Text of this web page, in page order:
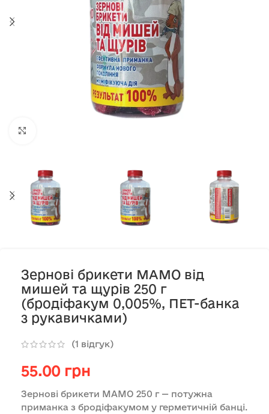
Зернові брикети МАМО від
мишей та щурів 250 г
(бродіфакум 0,005%, ПЕТ-банка
з рукавичками)
(1 відгук)
55.00 грн
Зернові брикети МАМО 250 г — потужна
приманка з бродіфакумом у герметичній банці.